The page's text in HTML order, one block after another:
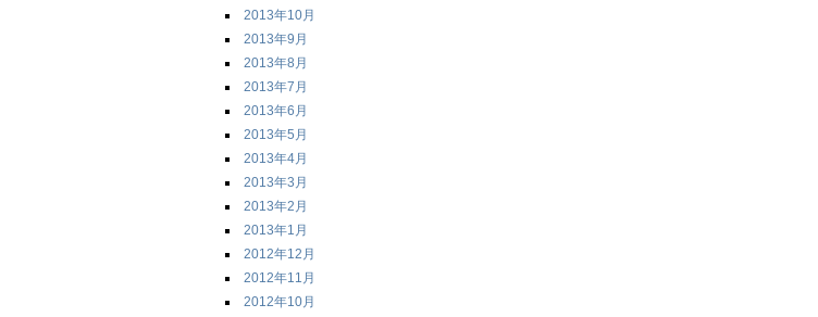
2013年10月
2013年9月
2013年8月
2013年7月
2013年6月
2013年5月
2013年4月
2013年3月
2013年2月
2013年1月
2012年12月
2012年11月
2012年10月